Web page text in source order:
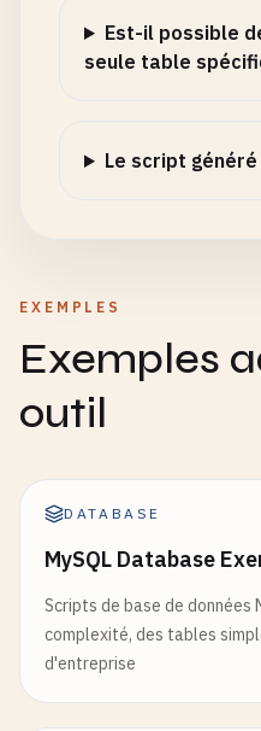
Est-il possible
seule table
Le script
EXEMPLES
Exemples
outil
DATABASE
MySQL Database
Scripts de base de données
complexité, des tables
d'entreprise